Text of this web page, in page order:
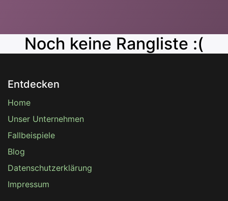
Noch keine Rangliste :(
Entdecken
Home
Unser Unternehmen
Fallbeispiele
Blog
Datenschutzerklärung
Impressum